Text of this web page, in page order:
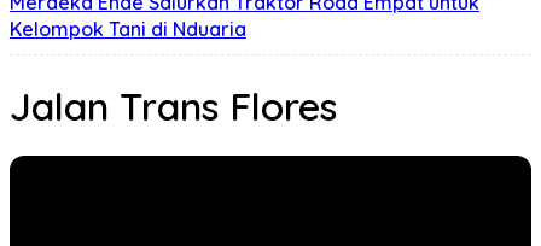
Kelompok Tani di Nduaria
Jalan Trans Flores